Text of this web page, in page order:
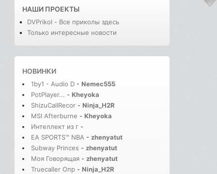
НАШИ ПРОЕКТЫ
DVPrikol - Все приколы здесь
Только интересные новости
НОВИНКИ
1by1 - Audio D - Nemec555
PotPlayer... - Kheyoka
ShizuCallRecor - Ninja_H2R
MSI Afterburne - Kheyoka
Интеллект из г -
EA SPORTS™ NBA - zhenyatut
Subway Princes - zhenyatut
Моя Говорящая - zhenyatut
Truecaller Опр - Ninja_H2R